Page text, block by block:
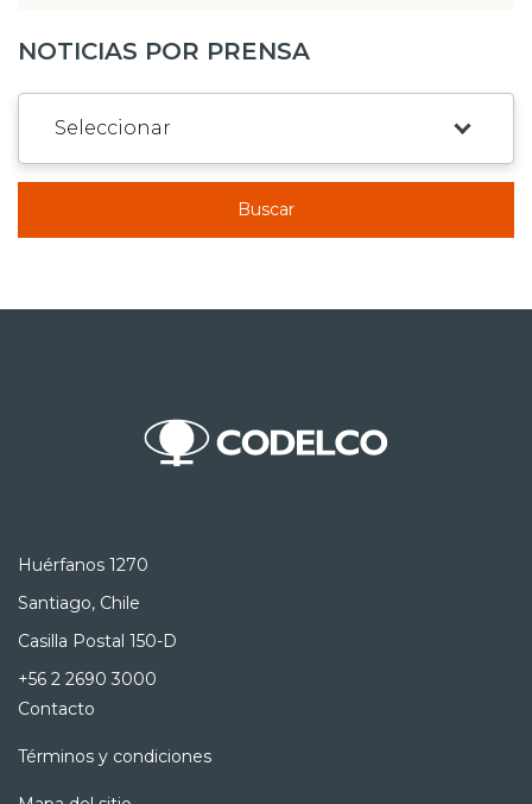
NOTICIAS POR PRENSA
Buscar
Huérfanos 1270
Santiago, Chile
Casilla Postal 150-D
+56 2 2690 3000
Contacto
Términos y condiciones